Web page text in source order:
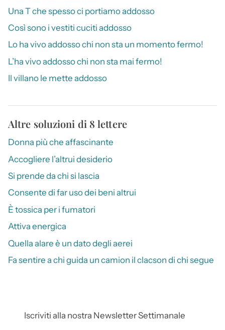
Una T che spesso ci portiamo addosso
Così sono i vestiti cuciti addosso
Lo ha vivo addosso chi non sta un momento fermo!
L’ha vivo addosso chi non sta mai fermo!
Il villano le mette addosso
Altre soluzioni di 8 lettere
Donna più che affascinante
Accogliere l’altrui desiderio
Si prende da chi si lascia
Consente di far uso dei beni altrui
È tossica per i fumatori
Attiva energica
Quella alare è un dato degli aerei
Fa sentire a chi guida un camion il clacson di chi segue
Iscriviti alla nostra Newsletter Settimanale